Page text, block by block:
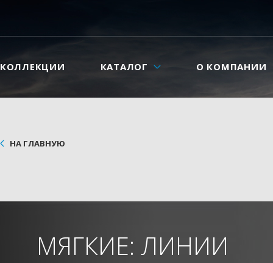
КОЛЛЕКЦИИ КАТАЛОГ О КОМПАНИИ
НА ГЛАВНУЮ
МЯГКИЕ: ЛИНИИ